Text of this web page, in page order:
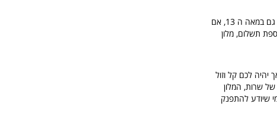
גם מלון זה מהמומלצים ביותר שלנו בדרוג 4 במיקום נפלא וסמוך למלון הקודם, מלון זה שימש כמלון גם במאה ה 13, אם
תשלום, מלון
נסיעה ממרכז העיר, אך יהיה לכם קל וזול
שרות, המלון
שיודע להתפנק